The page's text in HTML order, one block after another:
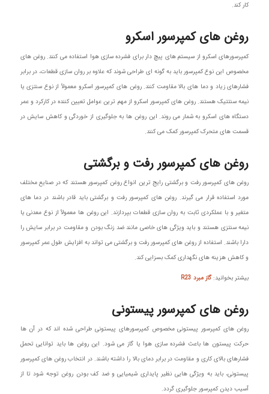
کار کند.
روغن‌ های کمپرسور اسکرو
کمپرسورهای اسکرو از سیستم‌ های پیچ‌ دار برای فشرده‌ سازی هوا استفاده می‌ کنند. روغن‌ های
مخصوص این نوع کمپرسور باید به‌ گونه‌ ای طراحی شوند که علاوه بر روان‌ سازی قطعات، در برابر
فشارهای زیاد و دما های بالا مقاومت کنند. روغن‌ های کمپرسور اسکرو معمولاً از نوع سنتزی یا
نیمه‌ سنتتیک هستند. روغن های کمپرسور اسکرو از مهم‌ ترین عوامل تعیین‌ کننده در کارکرد و عمر
دستگاه‌ های اسکرو به شمار می‌ روند. این روغن‌ ها به جلوگیری از خوردگی و کاهش سایش در
قسمت‌ های متحرک کمپرسور کمک می‌ کنند.
روغن‌ های کمپرسور رفت و برگشتی
روغن های کمپرسور رفت و برگشتی رایج‌ ترین انواع روغن کمپرسور هستند که در صنایع مختلف
مورد استفاده قرار می‌ گیرند. روغن‌ های کمپرسور رفت و برگشتی باید قادر باشند در دما های
متغیر و با عملکردی ثابت به روان‌ سازی قطعات بپردازند. این روغن‌ ها معمولاً از نوع معدنی یا
نیمه‌ سنتزی هستند و باید ویژگی‌ های خاصی مانند ضد زنگ بودن و مقاومت در برابر سایش را
دارا باشند. استفاده از روغن های کمپرسور رفت و برگشتی می‌ تواند به افزایش طول عمر کمپرسور
و کاهش هزینه‌ های نگهداری کمک بسزایی کند.
بیشتر بخوانید:گاز مبرد R23
روغن‌ های کمپرسور پیستونی
روغن‌ های کمپرسور پیستونی مخصوص کمپرسورهای پیستونی طراحی شده‌ اند که در آن‌ ها
حرکت پیستون‌ ها باعث فشرده‌ سازی هوا یا گاز می‌ شود. این روغن‌ ها باید توانایی تحمل
فشارهای بالای کاری و مقاومت در برابر دمای بالا را داشته باشند. در انتخاب روغن های کمپرسور
پیستونی، باید به ویژگی‌ هایی نظیر پایداری شیمیایی و ضد کف بودن روغن توجه شود تا از
آسیب دیدن کمپرسور جلوگیری گردد.